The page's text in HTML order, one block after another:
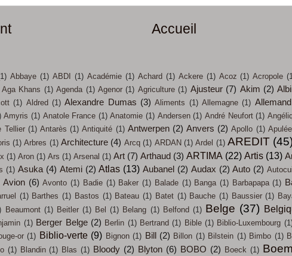
Accueil
Abbaye (1) ABDI (1) Académie (1) Achard (1) Ackere (1) Acoz (1) Acropole
Aga Khans (1) Agenda (1) Agenor (1) Agriculture (1) Ajusteur (7) Akim (2)
(1) Aldred (1) Alexandre Dumas (3) Aliments (1) Allemagne (1) Allemand
Amyris (1) Anatole France (1) Anatomie (1) Andersen (1) André Neufort (1)
Tellier (1) Antarès (1) Antiquité (1) Antwerpen (2) Anvers (2) Apollo (1) Apulée
(1) Arbres (1) Architecture (4) Arcq (1) ARDAN (1) Ardel (1) AREDIT (45)
(1) Aron (1) Ars (1) Arsenal (1) Art (7) Arthaud (3) ARTIMA (22) Artis (13)
(1) Asuka (4) Atemi (2) Atlas (13) Aubanel (2) Audax (2) Auto (2)
Avion (6) Avonto (1) Badie (1) Baker (1) Balade (1) Banga (1) Barbapapa (1)
(1) Barthes (1) Bastos (1) Bateau (1) Batet (1) Bauche (1) Baussier (1)
Beaumont (1) Beitler (1) Bel (1) Belang (1) Belfond (1) Belge (37)
(1) Berger Belge (2) Berlin (1) Bertrand (1) Bible (1) Biblio-Luxembourg
or (1) Biblio-verte (9) Bignon (1) Bill (2) Billon (1) Bilstein (1) Bimbo (1)
(1) Blandin (1) Blas (1) Bloody (2) Blyton (6) BOBO (2) Boeck (1)